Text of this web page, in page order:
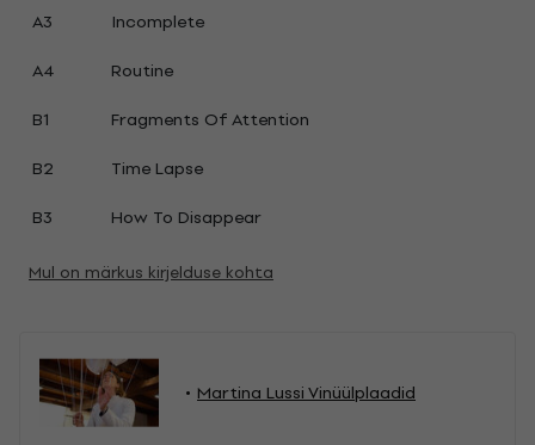
A3
Incomplete
A4
Routine
B1
Fragments Of Attention
B2
Time Lapse
B3
How To Disappear
Mul on märkus kirjelduse kohta
Martina Lussi Vinüülplaadid